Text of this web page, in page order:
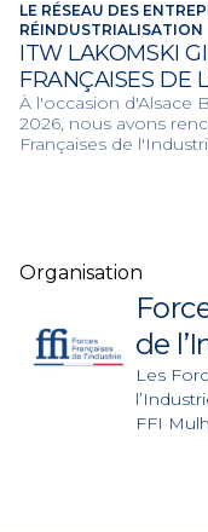
LE RÉSEAU DES
RÉINDUSTRIALISATION
ITW LAKOMSKI
FRANÇAISES DE
À l'occasion d'Alsace
2026, nous avons
Françaises de
Organisation
de
Les
FFI